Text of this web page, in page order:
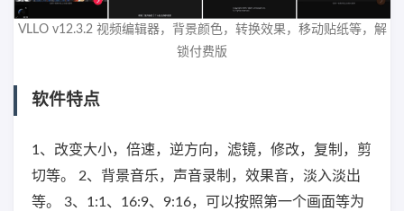
VLLO v12.3.2 视频编辑器，背景颜色，转换效果，移动贴纸等，解
锁付费版
软件特点
1、改变大小，倍速，逆方向，滤镜，修改，复制，剪
切等。 2、背景音乐，声音录制，效果音，淡入淡出
等。 3、1:1、16:9、9:16，可以按照第一个画面等为